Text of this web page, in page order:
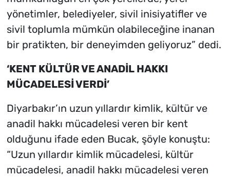
yönetimler, belediyeler, sivil inisiyatifler ve
sivil toplumla mümkün olabileceğine inanan
bir pratikten, bir deneyimden geliyoruz” dedi.
‘KENT KÜLTÜR VE ANADİL HAKKI
MÜCADELESİ VERDİ’
Diyarbakır’ın uzun yıllardır kimlik, kültür ve
anadil hakkı mücadelesi veren bir kent
olduğunu ifade eden Bucak, şöyle konuştu:
“Uzun yıllardır kimlik mücadelesi, kültür
mücadelesi, anadil hakkı mücadelesi veren